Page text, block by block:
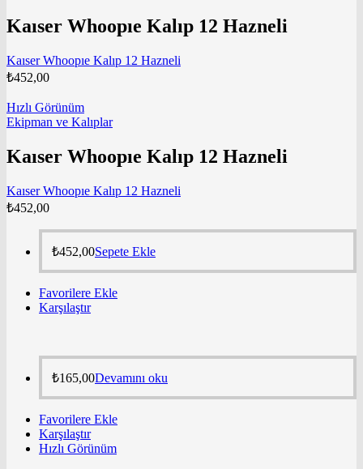
Kaıser Whoopıe Kalıp 12 Hazneli
Kaıser Whoopıe Kalıp 12 Hazneli
₺452,00
Hızlı Görünüm
Ekipman ve Kalıplar
Kaıser Whoopıe Kalıp 12 Hazneli
Kaıser Whoopıe Kalıp 12 Hazneli
₺452,00
₺452,00Sepete Ekle
Favorilere Ekle
Karşılaştır
₺165,00Devamını oku
Favorilere Ekle
Karşılaştır
Hızlı Görünüm